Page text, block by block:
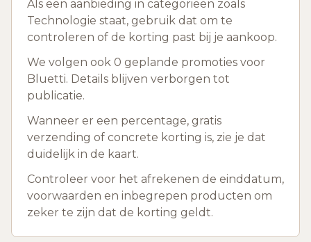
Als een aanbieding in categorieen zoals
Technologie staat, gebruik dat om te
controleren of de korting past bij je aankoop.
We volgen ook 0 geplande promoties voor
Bluetti. Details blijven verborgen tot
publicatie.
Wanneer er een percentage, gratis
verzending of concrete korting is, zie je dat
duidelijk in de kaart.
Controleer voor het afrekenen de einddatum,
voorwaarden en inbegrepen producten om
zeker te zijn dat de korting geldt.